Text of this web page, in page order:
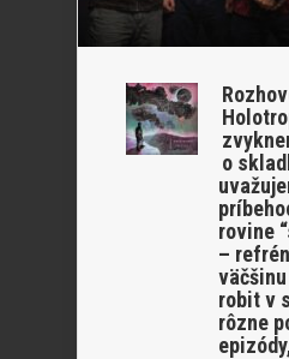
o
rovine
–
robit v
rôzne